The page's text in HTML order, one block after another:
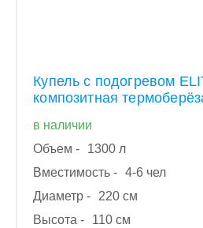
Купель с подогревом
композитная
в наличии
Объем -
1300 л
Вместимость - 4-6 чел
Диаметр -
220 см
Высота -
110 см